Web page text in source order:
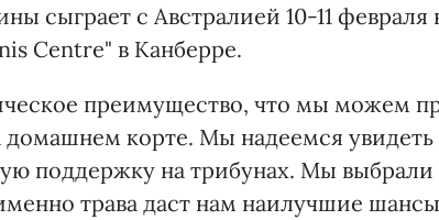
сыграет с Австралией 10-11
Centre" в Канберре.
преимущество, что мы можем
корте. Мы надеемся
поддержку на трибунах. Мы выбрали
трава даст нам наилучшие